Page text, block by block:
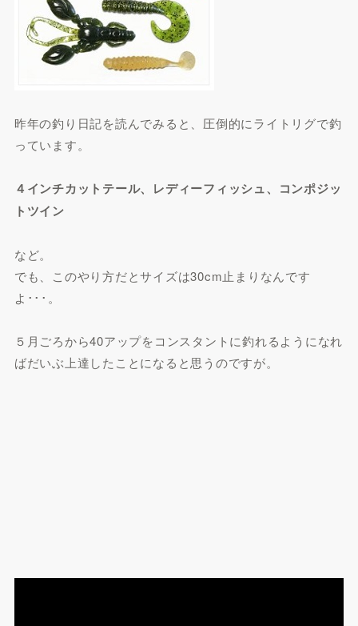
昨年の釣り日記を読んでみると、圧倒的にライトリグで釣
っています。
４インチカットテール、レディーフィッシュ、コンポジッ
トツイン
など。
でも、このやり方だとサイズは30cm止まりなんです
よ･･･。
５月ごろから40アップをコンスタントに釣れるようになれ
ばだいぶ上達したことになると思うのですが。